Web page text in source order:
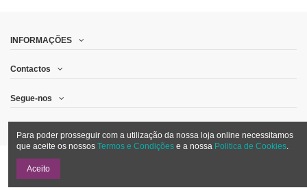
INFORMAÇÕES
Contactos
Segue-nos
Para poder prosseguir com a utilização da nossa loja online necessitamos
que aceite os nossos Termos e Condições e a nossa Politica de Cookies.
Aceito